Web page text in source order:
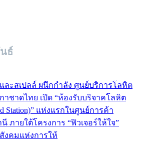
ธ์
ละสเปลล์ ผนึกกำลัง ศูนย์บริการโลหิต
าชาดไทย เปิด “ห้องรับบริจาคโลหิต
Station)” แห่งแรกในศูนย์การค้า
ภายใต้โครงการ “ฟิวเจอร์ให้ใจ”
งคมแห่งการให้